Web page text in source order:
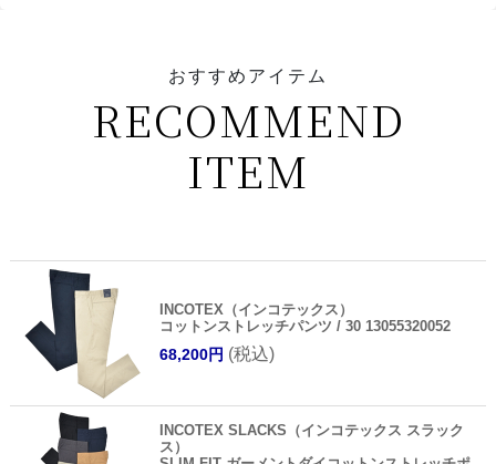
おすすめアイテム
RECOMMEND
ITEM
INCOTEX（インコテックス）
コットンストレッチパンツ / 30 13055320052
68,200円 (税込)
INCOTEX SLACKS（インコテックス スラック
ス）